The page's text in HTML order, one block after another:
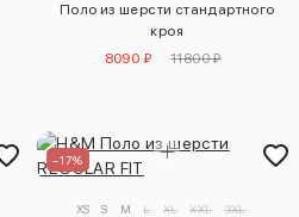
Поло из шерсти стандартного
кроя
8090 ₽
11800 ₽
–17%
XS S M L XL XXL 3XL